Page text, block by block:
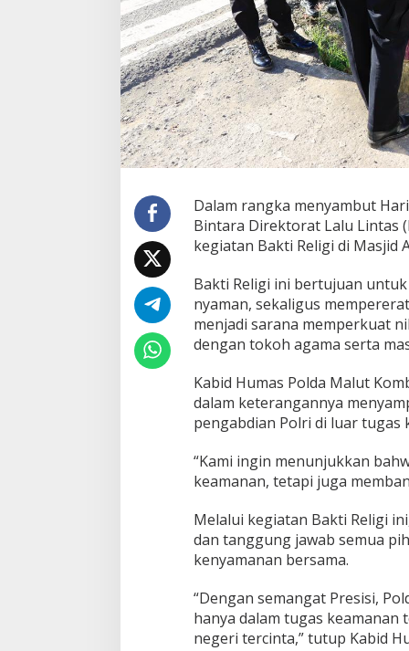
l
a
r
B
a
k
t
i
R
e
g
i
d
M
s
j
i
A
T
q
w
G
a
l
a
a
S
a
m
Dalam rangka menyambut
Bintara Direktorat Lalu Lintas
kegiatan Bakti Religi di Masjid
Bakti Religi ini bertujuan
nyaman, sekaligus
menjadi sarana memperkuat
dengan tokoh agama serta
Kabid Humas Polda Malut
dalam keterangannya
pengabdian Polri di luar tugas
“Kami ingin menunjukkan
keamanan, tetapi juga
Melalui kegiatan Bakti Religi
dan tanggung jawab semua
kenyamanan bersama.
“Dengan semangat Presisi,
hanya dalam tugas
negeri tercinta,” tutup Kabid